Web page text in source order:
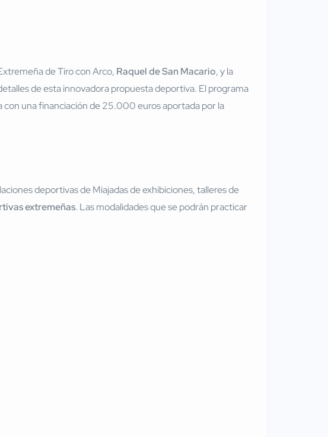
de Tiro con Arco, Raquel de San Macario, y la
de esta innovadora propuesta deportiva. El programa
con una financiación de 25.000 euros aportada por la
deportivas de Miajadas de exhibiciones, talleres de
extremeñas. Las modalidades que se podrán practicar